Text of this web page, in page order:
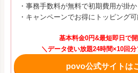
・事務手数料が無料で初期費用が掛
・キャンペーンでお得にトッピング
基本料金0円&最短即日で開
＼データ使い放題24時間×10回
povo公式サイトは